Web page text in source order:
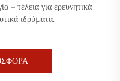
– τέλεια για ερευνητικά
ιδρύματα.